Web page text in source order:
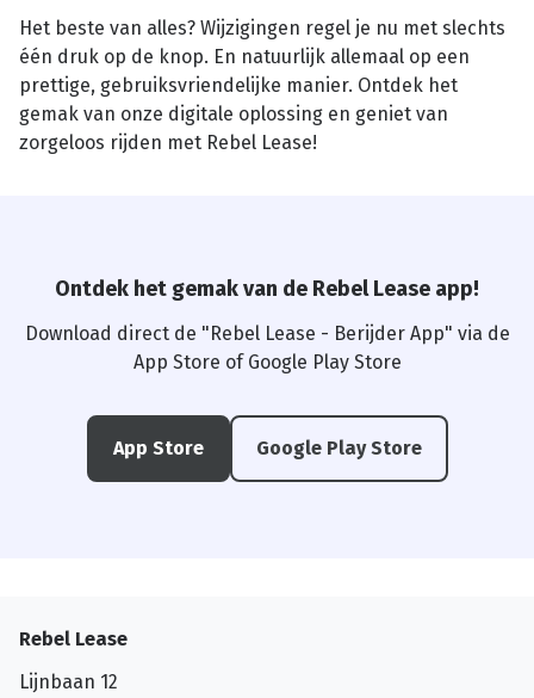
Het beste van alles? Wijzigingen regel je nu met slechts
één druk op de knop. En natuurlijk allemaal op een
prettige, gebruiksvriendelijke manier. Ontdek het
gemak van onze digitale oplossing en geniet van
zorgeloos rijden met Rebel Lease!
Ontdek het gemak van de Rebel Lease app!
Download direct de "Rebel Lease - Berijder App" via de
App Store of Google Play Store
App Store Google Play Store
Rebel Lease
Lijnbaan 12